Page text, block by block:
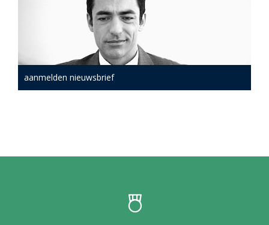
aanmelden nieuwsbrief